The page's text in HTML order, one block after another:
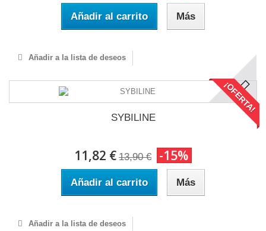
Añadir al carrito Más
Añadir a la lista de deseos
¡OFERTA!
SYBILINE
11,82 € 13,90 € -15%
Añadir al carrito Más
Añadir a la lista de deseos